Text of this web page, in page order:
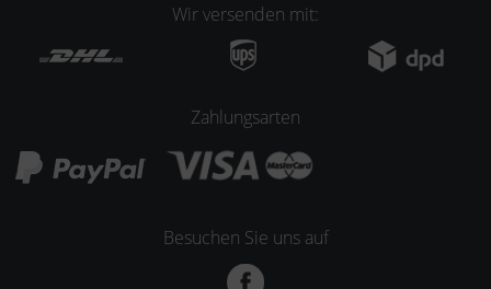
Wir versenden mit:
Zahlungsarten
Besuchen Sie uns auf